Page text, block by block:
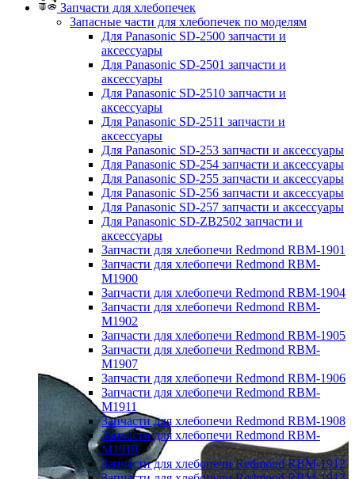
Запчасти для хлебопечек
Запасные части для хлебопечек по моделям
Для Panasonic SD-2500 запчасти и
аксессуары
Для Panasonic SD-2501 запчасти и
аксессуары
Для Panasonic SD-2510 запчасти и
аксессуары
Для Panasonic SD-2511 запчасти и
аксессуары
Для Panasonic SD-253 запчасти и аксессуары
Для Panasonic SD-254 запчасти и аксессуары
Для Panasonic SD-255 запчасти и аксессуары
Для Panasonic SD-256 запчасти и аксессуары
Для Panasonic SD-257 запчасти и аксессуары
Для Panasonic SD-ZB2502 запчасти и
аксессуары
Запчасти для хлебопечи Redmond RBM-1901
Запчасти для хлебопечи Redmond RBM-
M1900
Запчасти для хлебопечи Redmond RBM-1904
Запчасти для хлебопечи Redmond RBM-
M1902
Запчасти для хлебопечи Redmond RBM-1905
Запчасти для хлебопечи Redmond RBM-
M1907
Запчасти для хлебопечи Redmond RBM-1906
Запчасти для хлебопечи Redmond RBM-
M1911
Запчасти для хлебопечи Redmond RBM-1908
Запчасти для хлебопечи Redmond RBM-
M1919
Запчасти для хлебопечи Redmond RBM-1912